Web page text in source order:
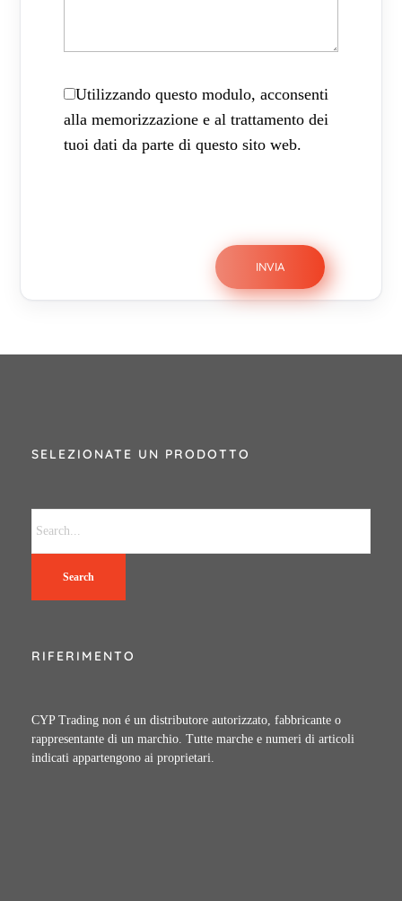
Utilizzando questo modulo, acconsenti
alla memorizzazione e al trattamento dei
tuoi dati da parte di questo sito web.
SELEZIONATE UN PRODOTTO
Search
RIFERIMENTO
CYP Trading non é un distributore autorizzato, fabbricante o
rappresentante di un marchio. Tutte marche e numeri di articoli
indicati appartengono ai proprietari.